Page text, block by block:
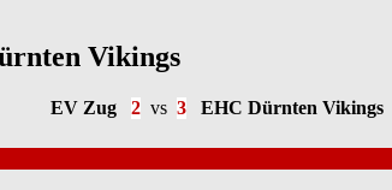
Vikings
EV Zug 2 vs 3 EHC Dürnten Vikings